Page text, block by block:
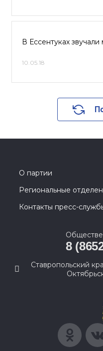
В Ессентуках
10.05.18
О партии
Региональные
Контакты пресс-
8
Ставропольский